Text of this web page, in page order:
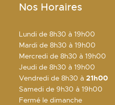
Nos Horaires
Lundi de 8h30 à 19h00
Mardi de 8h30 à 19h00
Mercredi de 8h30 à 19h00
Jeudi de 8h30 à 19h00
Vendredi de 8h30 à 21h00
Samedi de 9h30 à 19h00
Fermé le dimanche